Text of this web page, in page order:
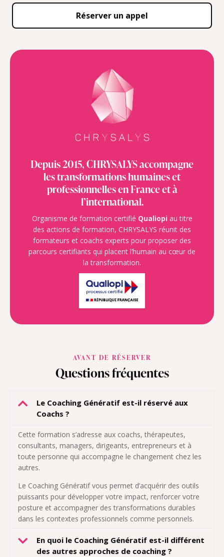
Réserver un appel
Depuis 2015, CHRYSALYS accompagne
les transformations humaines et
professionnelles en France et à
l’international.
Organisme de formation certifié Qualiopi au titre
des actions de formation, CHRYSALYS réunit des
formateurs et coachs experts pour proposer des
parcours certifiants qui placent l’humain au cœur de
la transformation.
AVANT DE RÉSERVER
Questions fréquentes
Le Coaching Génératif est-il réservé aux
Coachs ?
Cette formation s’adresse aux coachs, thérapeutes,
consultants, managers, dirigeants, entrepreneurs et à
toute personne qui accompagne le changement chez les
autres.
Le Coaching Génératif vous permet d’acquérir des outils
puissants pour développer votre impact, renforcer votre
posture et accompagner des transformations durables
dans les contextes professionnels comme personnels.
En quoi le Coaching Génératif est-il différent
des autres approches de coaching ?